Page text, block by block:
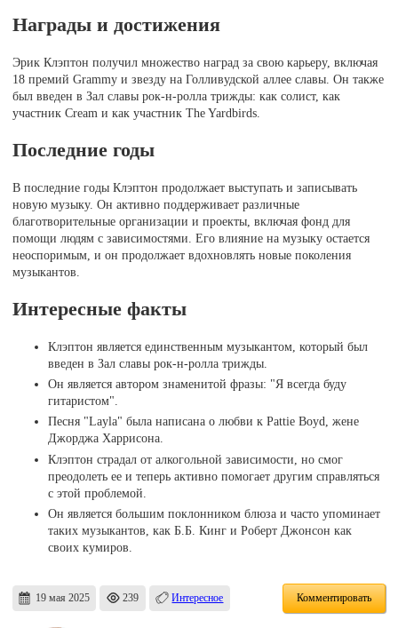
Награды и достижения
Эрик Клэптон получил множество наград за свою карьеру, включая
18 премий Grammy и звезду на Голливудской аллее славы. Он также
был введен в Зал славы рок-н-ролла трижды: как солист, как
участник Cream и как участник The Yardbirds.
Последние годы
В последние годы Клэптон продолжает выступать и записывать
новую музыку. Он активно поддерживает различные
благотворительные организации и проекты, включая фонд для
помощи людям с зависимостями. Его влияние на музыку остается
неоспоримым, и он продолжает вдохновлять новые поколения
музыкантов.
Интересные факты
Клэптон является единственным музыкантом, который был
введен в Зал славы рок-н-ролла трижды.
Он является автором знаменитой фразы: "Я всегда буду
гитаристом".
Песня "Layla" была написана о любви к Pattie Boyd, жене
Джорджа Харрисона.
Клэптон страдал от алкогольной зависимости, но смог
преодолеть ее и теперь активно помогает другим справляться
с этой проблемой.
Он является большим поклонником блюза и часто упоминает
таких музыкантов, как Б.Б. Кинг и Роберт Джонсон как
своих кумиров.
19 мая 2025 239 Интересное Комментировать